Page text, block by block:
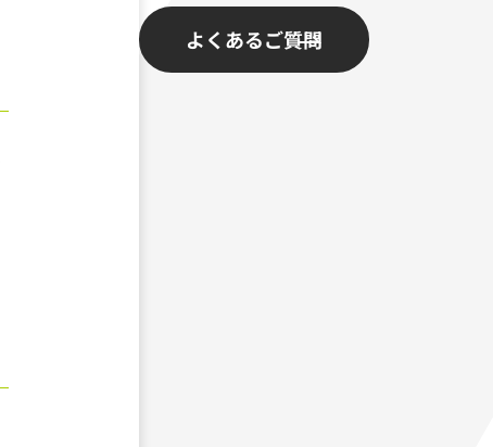
よくあるご質問